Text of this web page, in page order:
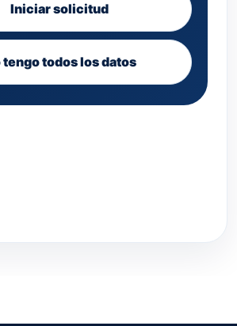
Iniciar solicitud
tengo todos los datos